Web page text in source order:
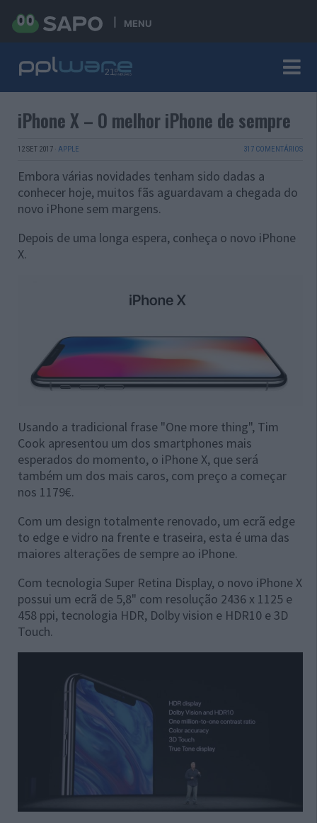
MENU
iPhone X – O melhor iPhone de sempre
12 SET 2017 · APPLE 317 COMENTÁRIOS
Embora várias novidades tenham sido dadas a
conhecer hoje, muitos fãs aguardavam a chegada do
novo iPhone sem margens.
Depois de uma longa espera, conheça o novo iPhone
X.
Usando a tradicional frase "One more thing", Tim
Cook apresentou um dos smartphones mais
esperados do momento, o iPhone X, que será
também um dos mais caros, com preço a começar
nos 1179€.
Com um design totalmente renovado, um ecrã edge
to edge e vidro na frente e traseira, esta é uma das
maiores alterações de sempre ao iPhone.
Com tecnologia Super Retina Display, o novo iPhone X
possui um ecrã de 5,8" com resolução 2436 x 1125 e
458 ppi, tecnologia HDR, Dolby vision e HDR10 e 3D
Touch.